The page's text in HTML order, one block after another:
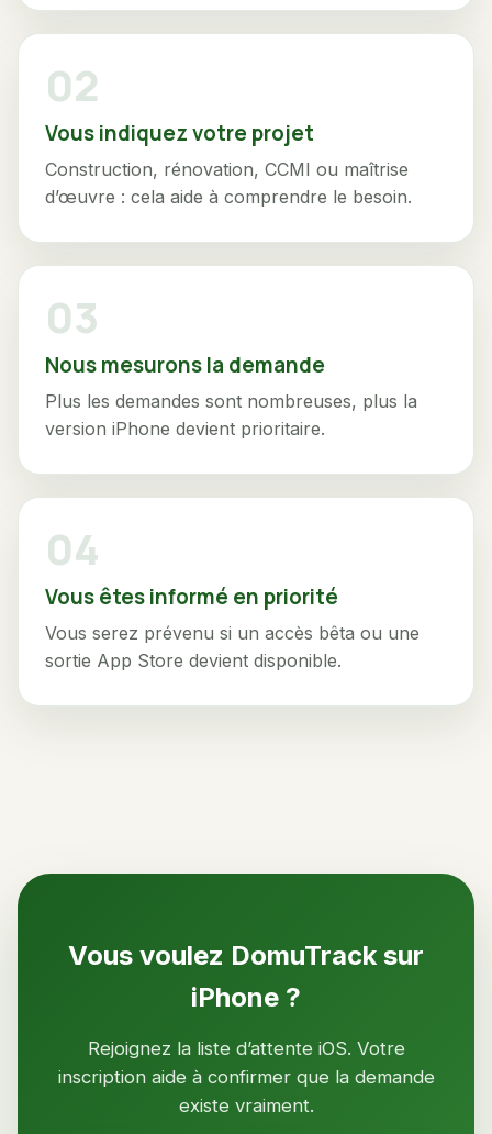
Vous indiquez votre projet
Construction, rénovation, CCMI ou maîtrise
d’œuvre : cela aide à comprendre le besoin.
Nous mesurons la demande
Plus les demandes sont nombreuses, plus la
version iPhone devient prioritaire.
Vous êtes informé en priorité
Vous serez prévenu si un accès bêta ou une
sortie App Store devient disponible.
Vous voulez DomuTrack sur
iPhone ?
Rejoignez la liste d’attente iOS. Votre
inscription aide à confirmer que la demande
existe vraiment.